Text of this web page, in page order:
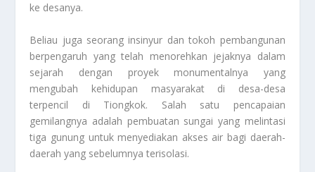
ke desanya.
Beliau juga seorang insinyur dan tokoh pembangunan
berpengaruh yang telah menorehkan jejaknya dalam
sejarah dengan proyek monumentalnya yang
mengubah kehidupan masyarakat di desa-desa
terpencil di Tiongkok. Salah satu pencapaian
gemilangnya adalah pembuatan sungai yang melintasi
tiga gunung untuk menyediakan akses air bagi daerah-
daerah yang sebelumnya terisolasi.